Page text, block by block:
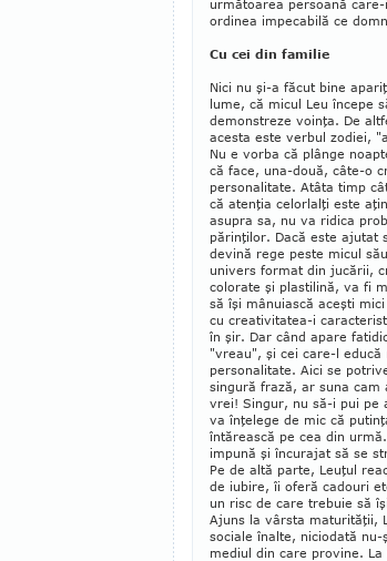
următoarea persoa­nă
ordinea impecabilă ce
Cu cei din familie
Nici nu şi-a făcut bine
lume, că micul Leu începe
demonstreze voinţa. De
acesta este verbul zodiei,
Nu e vorba că plân­­ge
că face, una-două, câte-o
personalitate. Atâta timp
că atenţia ce­lor­lalţi este
asupra sa, nu va ridica
părinţilor. Dacă este ajutat
devină rege peste micul său
univers format din jucării,
colo­rate şi plastilină, va fi
să îşi mânuiască aceşti mici
cu creativitatea-i
în şir. Dar când apare
"vreau", şi cei care-l educă
personalitate. Aici se
singură frază, ar suna
vrei! Singur, nu să-i pui pe
va înţelege de mic că
întărească pe cea din
im­pună şi încurajat să se
Pe de altă parte, Leuţul
de iu­bire, îi oferă cadouri
un risc de care trebuie să
Ajuns la vârsta maturităţii,
sociale înalte, niciodată
mediul din care provine.